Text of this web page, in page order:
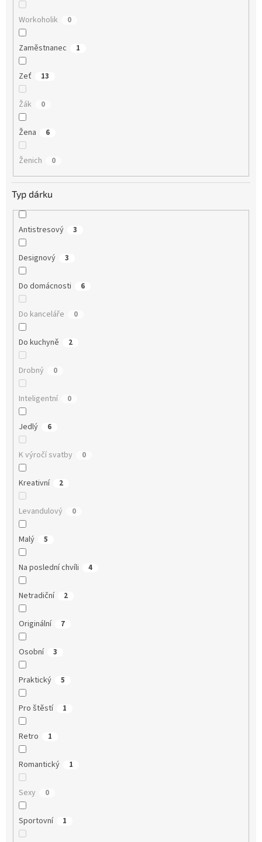
Workoholik 0
Zaměstnanec 1
Zeť 13
Žák 0
Žena 6
Ženich 0
Typ dárku
Antistresový 3
Designový 3
Do domácnosti 6
Do kanceláře 0
Do kuchyně 2
Drobný 0
Inteligentní 0
Jedlý 6
K výročí svatby 0
Kreativní 2
Levandulový 0
Malý 5
Na poslední chvíli 4
Netradiční 2
Originální 7
Osobní 3
Praktický 5
Pro štěstí 1
Retro 1
Romantický 1
Sexy 0
Sportovní 1